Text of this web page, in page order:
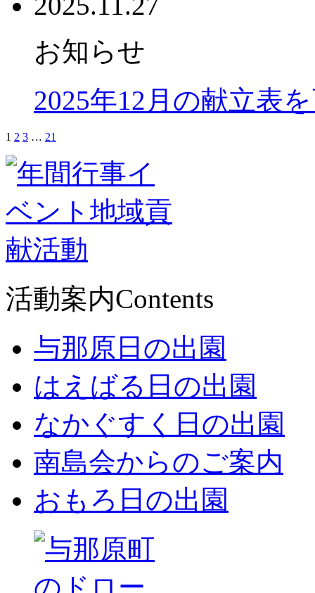
お知らせ
2025年12月の献立表
1 2 3 … 21
活動案内Contents
与那原日の出園
はえばる日の出園
なかぐすく日の出園
南島会からのご案内
おもろ日の出園